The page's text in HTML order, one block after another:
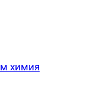
химия